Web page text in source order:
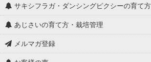
サキシフラガ・ダンシングピクシーの育て
あじさいの育て方・栽培管理
メルマガ登録